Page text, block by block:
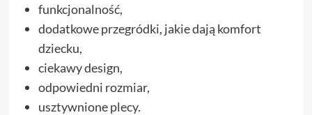
funkcjonalność,
dodatkowe przegródki, jakie dają komfort
dziecku,
ciekawy design,
odpowiedni rozmiar,
usztywnione plecy.